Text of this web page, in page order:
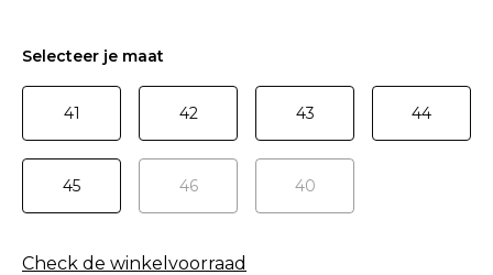
Selecteer je maat
41 42 43 44
45 46 40
Check de winkelvoorraad